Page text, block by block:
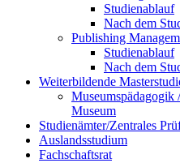
Studienablauf
Nach dem
Publishing
Studienablauf
Nach dem
Weiterbildende
Museum
Studienämter/Zentrales
Auslandsstudium
Fachschaftsrat